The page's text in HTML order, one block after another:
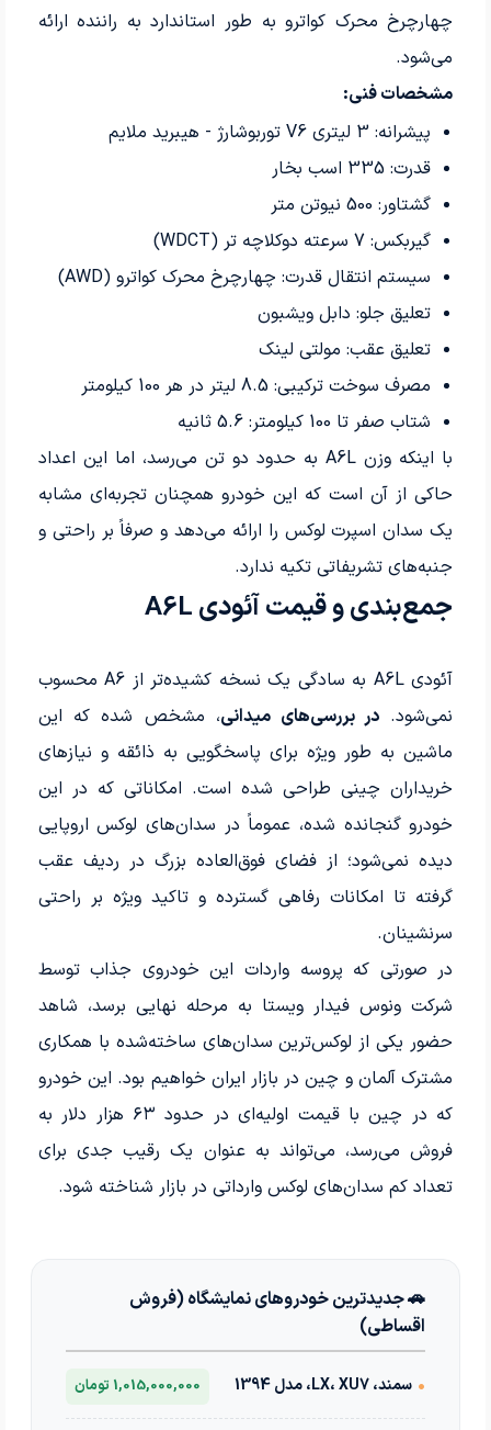
چهارچرخ محرک کواترو به طور استاندارد به راننده ارائه
می‌شود.
مشخصات فنی:
پیشرانه: 3 لیتری V6 توربوشارژ - هیبرید ملایم
قدرت: 335 اسب بخار
گشتاور: 500 نیوتن متر
گیربکس: 7 سرعته دوکلاچه تر (WDCT)
سیستم انتقال قدرت: چهارچرخ محرک کواترو (AWD)
تعلیق جلو: دابل ویشبون
تعلیق عقب: مولتی لینک
مصرف سوخت ترکیبی: 8.5 لیتر در هر 100 کیلومتر
شتاب صفر تا 100 کیلومتر: 5.6 ثانیه
با اینکه وزن A6L به حدود دو تن می‌رسد، اما این اعداد
حاکی از آن است که این خودرو همچنان تجربه‌ای مشابه
یک سدان اسپرت لوکس را ارائه می‌دهد و صرفاً بر راحتی و
جنبه‌های تشریفاتی تکیه ندارد.
جمع‌بندی و قیمت آئودی A6L
آئودی A6L به سادگی یک نسخه کشیده‌تر از A6 محسوب
نمی‌شود.در بررسی‌های میدانی، مشخص شده که این
ماشین به طور ویژه برای پاسخگویی به ذائقه و نیازهای
خریداران چینی طراحی شده است. امکاناتی که در این
خودرو گنجانده شده، عموماً در سدان‌های لوکس اروپایی
دیده نمی‌شود؛ از فضای فوق‌العاده بزرگ در ردیف عقب
گرفته تا امکانات رفاهی گسترده و تاکید ویژه بر راحتی
سرنشینان.
در صورتی که پروسه واردات این خودروی جذاب توسط
شرکت ونوس فیدار ویستا به مرحله نهایی برسد، شاهد
حضور یکی از لوکس‌ترین سدان‌های ساخته‌شده با همکاری
مشترک آلمان و چین در بازار ایران خواهیم بود. این خودرو
که در چین با قیمت اولیه‌ای در حدود ۶۳ هزار دلار به
فروش می‌رسد، می‌تواند به عنوان یک رقیب جدی برای
تعداد کم سدان‌های لوکس وارداتی در بازار شناخته شود.
🚗 جدیدترین خودروهای نمایشگاه (فروش
اقساطی)
• سمند، LX، XU7، مدل 1394 1,015,000,000 تومان